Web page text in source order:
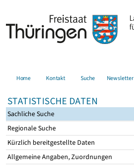
Home Kontakt Suche Newsletter
STATISTISCHE DATEN
Sachliche Suche
Regionale Suche
Kürzlich bereitgestellte Daten
Allgemeine Angaben, Zuordnungen